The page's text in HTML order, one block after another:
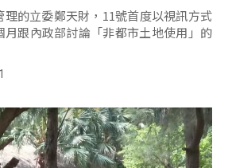
理的立委鄭天財，11號首度以視訊方式
月跟內政部討論「非都市土地使用」的